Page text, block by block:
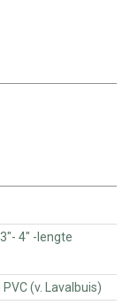
PVC (v. Lavalbuis)